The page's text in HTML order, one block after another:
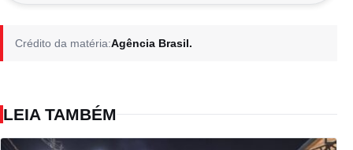
Crédito da matéria:Agência Brasil.
LEIA TAMBÉM